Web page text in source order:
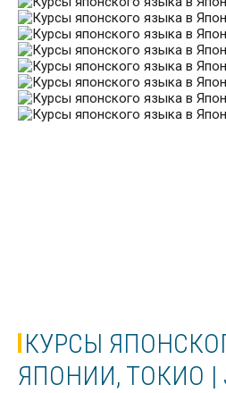
КУРСЫ
ЯПОНИИ, ТОКИО |